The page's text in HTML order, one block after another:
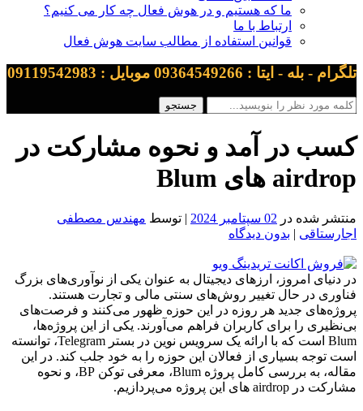
ما که هستیم و در هوش فعال چه کار می کنیم؟
ارتباط با ما
قوانین استفاده از مطالب سایت هوش فعال
تلگرام - بله - ایتا : 09364549266 موبایل : 09119542983
کسب در آمد و نحوه مشارکت در
airdrop های Blum
منتشر شده در 02 سپتامبر 2024 | توسط مهندس مصطفی
اجارستاقی | بدون دیدگاه
در دنیای امروز، ارزهای دیجیتال به عنوان یکی از نوآوری‌های بزرگ
فناوری در حال تغییر روش‌های سنتی مالی و تجارت هستند.
پروژه‌های جدید هر روزه در این حوزه ظهور می‌کنند و فرصت‌های
بی‌نظیری را برای کاربران فراهم می‌آورند. یکی از این پروژه‌ها،
Blum است که با ارائه یک سرویس نوین در بستر Telegram، توانسته
است توجه بسیاری از فعالان این حوزه را به خود جلب کند. در این
مقاله، به بررسی کامل پروژه Blum، معرفی توکن BP، و نحوه
مشارکت در airdrop های این پروژه می‌پردازیم.